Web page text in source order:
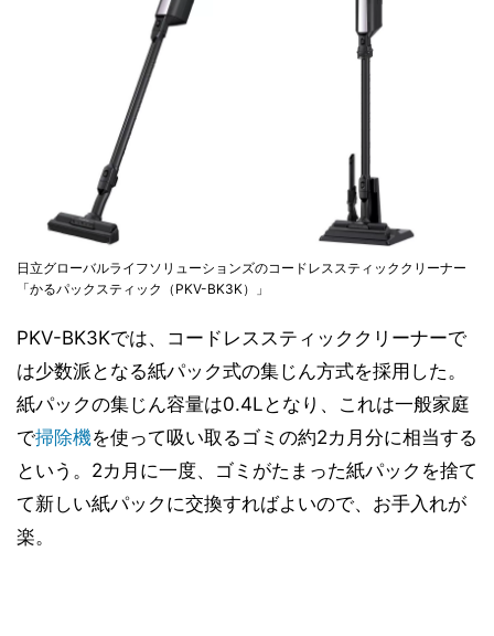
日立グローバルライフソリューションズのコードレススティッククリーナー
「かるパックスティック（PKV-BK3K）」
PKV-BK3Kでは、コードレススティッククリーナーで
は少数派となる紙パック式の集じん方式を採用した。
紙パックの集じん容量は0.4Lとなり、これは一般家庭
で掃除機を使って吸い取るゴミの約2カ月分に相当する
という。2カ月に一度、ゴミがたまった紙パックを捨て
て新しい紙パックに交換すればよいので、お手入れが
楽。